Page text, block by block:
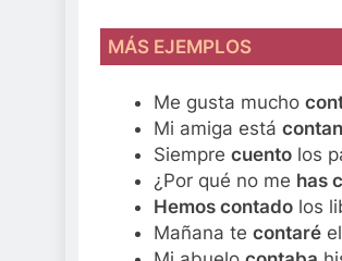
MÁS EJEMPLOS
Me gusta mucho
Mi amiga está
Siempre cuentolos
¿Por qué no me has
Hemos contadolos
Mañana te contaréel